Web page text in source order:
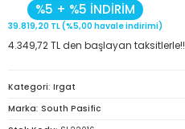
%5 + %5 İNDİRİM
39.819,20 TL (%5,00 havale indirimi)
4.349,72 TL den başlayan taksitlerle!!
Kategori Irgat
Marka South Pasific